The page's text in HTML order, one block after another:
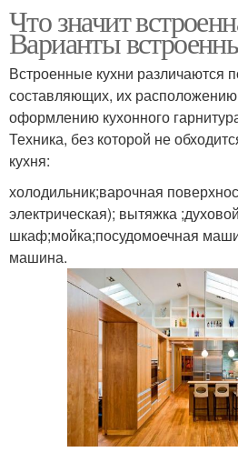
Что значит
Варианты
Встроенные кухни различаются
составляющих, их
оформлению кухонного
Техника, без которой не
кухня:
холодильник;варочная
электрическая); вытяжка ;духовой
шкаф;мойка;посудомоечная
машина.